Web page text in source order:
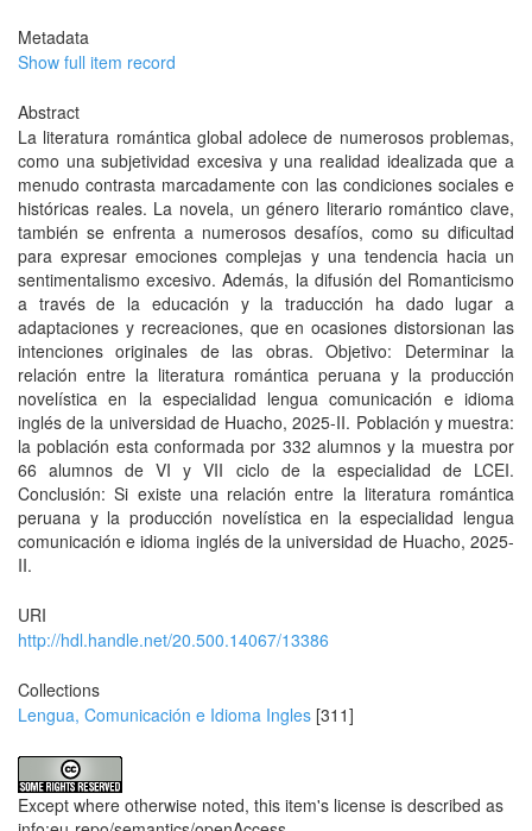
Metadata
Show full item record
Abstract
La literatura romántica global adolece de numerosos problemas,
como una subjetividad excesiva y una realidad idealizada que a
menudo contrasta marcadamente con las condiciones sociales e
históricas reales. La novela, un género literario romántico clave,
también se enfrenta a numerosos desafíos, como su dificultad
para expresar emociones complejas y una tendencia hacia un
sentimentalismo excesivo. Además, la difusión del Romanticismo
a través de la educación y la traducción ha dado lugar a
adaptaciones y recreaciones, que en ocasiones distorsionan las
intenciones originales de las obras. Objetivo: Determinar la
relación entre la literatura romántica peruana y la producción
novelística en la especialidad lengua comunicación e idioma
inglés de la universidad de Huacho, 2025-II. Población y muestra:
la población esta conformada por 332 alumnos y la muestra por
66 alumnos de VI y VII ciclo de la especialidad de LCEI.
Conclusión: Si existe una relación entre la literatura romántica
peruana y la producción novelística en la especialidad lengua
comunicación e idioma inglés de la universidad de Huacho, 2025-
II.
URI
http://hdl.handle.net/20.500.14067/13386
Collections
Lengua, Comunicación e Idioma Ingles [311]
Except where otherwise noted, this item's license is described as